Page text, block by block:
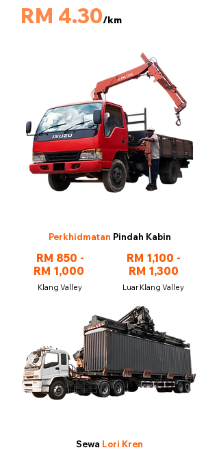
RM 4.30/km
Perkhidmatan Pindah Kabin
RM 850 -
RM 1,000
Klang Valley
RM 1,100 -
RM 1,300
Luar Klang Valley
Sewa Lori Kren